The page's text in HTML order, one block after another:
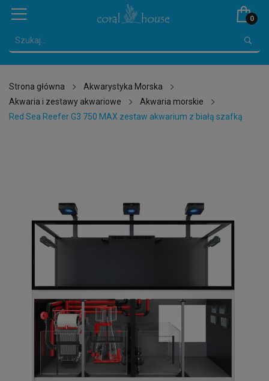
0
Strona główna
Akwarystyka Morska
Akwaria i zestawy akwariowe
Akwaria morskie
Red Sea Reefer G3 750 MAX zestaw akwarium z białą szafką